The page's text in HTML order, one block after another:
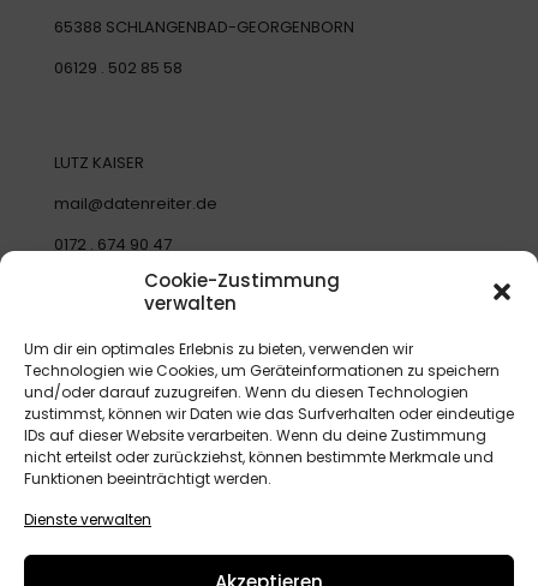
Cookie-Zustimmung
verwalten
Um dir ein optimales Erlebnis zu bieten, verwenden wir
Technologien wie Cookies, um Geräteinformationen zu speichern
und/oder darauf zuzugreifen. Wenn du diesen Technologien
zustimmst, können wir Daten wie das Surfverhalten oder eindeutige
IDs auf dieser Website verarbeiten. Wenn du deine Zustimmung
nicht erteilst oder zurückziehst, können bestimmte Merkmale und
Funktionen beeinträchtigt werden.
Dienste verwalten
65388 SCHLANGENBAD-GEORGENBORN
06129 . 502 85 58
LUTZ KAISER
mail@datenreiter.de
0172 . 674 90 47
EMELY GRUND
emely@datenreiter.de
01522 . 880 80 16